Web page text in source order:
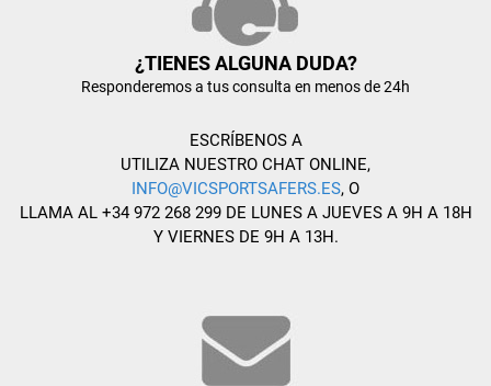
¿TIENES ALGUNA DUDA?
Responderemos a tus consulta en menos de 24h
ESCRÍBENOS A
UTILIZA NUESTRO CHAT ONLINE,
INFO@VICSPORTSAFERS.ES, O
LLAMA AL +34 972 268 299 DE LUNES A JUEVES A 9H A 18H
Y VIERNES DE 9H A 13H.